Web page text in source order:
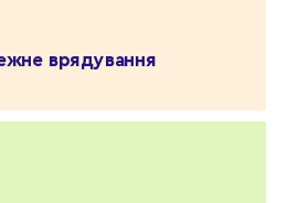
врядування